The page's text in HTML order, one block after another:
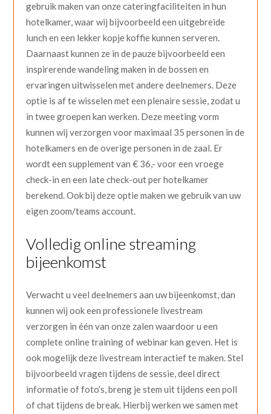
gebruik maken van onze cateringfaciliteiten in hun
hotelkamer, waar wij bijvoorbeeld een uitgebreide
lunch en een lekker kopje koffie kunnen serveren.
Daarnaast kunnen ze in de pauze bijvoorbeeld een
inspirerende wandeling maken in de bossen en
ervaringen uitwisselen met andere deelnemers. Deze
optie is af te wisselen met een plenaire sessie, zodat u
in twee groepen kan werken. Deze meeting vorm
kunnen wij verzorgen voor maximaal 35 personen in de
hotelkamers en de overige personen in de zaal. Er
wordt een supplement van € 36,- voor een vroege
check-in en een late check-out per hotelkamer
berekend. Ook bij deze optie maken we gebruik van uw
eigen zoom/teams account.
Volledig online streaming
bijeenkomst
Verwacht u veel deelnemers aan uw bijeenkomst, dan
kunnen wij ook een professionele livestream
verzorgen in één van onze zalen waardoor u een
complete online training of webinar kan geven. Het is
ook mogelijk deze livestream interactief te maken. Stel
bijvoorbeeld vragen tijdens de sessie, deel direct
informatie of foto’s, breng je stem uit tijdens een poll
of chat tijdens de break. Hierbij werken we samen met